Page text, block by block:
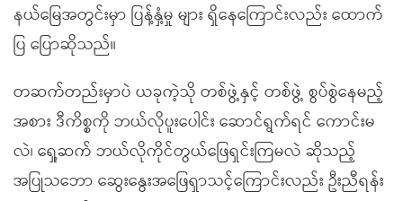
နယ်မြေအတွင်းမှာ ပြန့်နှံ့မှု များ ရှိနေကြောင်းလည်း ထောက်
ပြ ပြောဆိုသည်။
တဆက်တည်းမှာပဲ ယခုကဲ့သို တစ်ဖွဲ့နှင့် တစ်ဖွဲ့ စွပ်စွဲနေမည့်
အစား ဒီကိစ္စကို ဘယ်လိုပူးပေါင်း ဆောင်ရွက်ရင် ကောင်းမ
လဲ၊ ရှေ့ဆက် ဘယ်လိုကိုင်တွယ်ဖြေရှင်းကြမလဲ ဆိုသည့်
အပြုသဘော ဆွေးနွေးအဖြေရှာသင့်ကြောင်းလည်း ဦးညီရန်း